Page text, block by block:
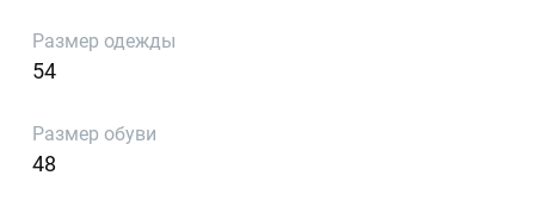
Размер одежды
54
Размер обуви
48